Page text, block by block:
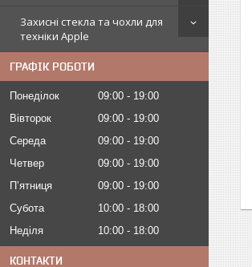
Захисні стекла та чохли для
техніки Apple
ГРАФІК РОБОТИ
Понеділок 09:00
19:00
Вівторок
09:00
19:00
Середа
09:00
19:00
Четвер
09:00
19:00
Пʼятниця
09:00
19:00
Субота
10:00
18:00
Неділя
10:00 18:00
КОНТАКТИ